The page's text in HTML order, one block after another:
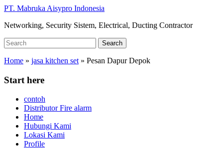
Skip
main
PT. Mabruka Aisypro Indonesia
Networking, Security Sistem, Electrical, Ducting Contractor
Search
for:
Search
Home » jasa kitchen set » Pesan Dapur Depok
Start here
contoh
Distributor Fire alarm
Home
Hubungi Kami
Lokasi Kami
Profile